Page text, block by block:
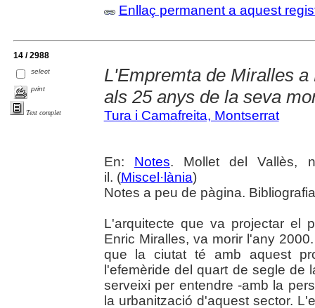
Enllaç permanent a aquest
14 / 2988
select
print
Text complet
L'Empremta de Miralles
als 25 anys de la seva
Tura i Camafreita, Montserrat
En: Notes. Mollet del Vallès,
il. (Miscel·lània)
Notes a peu de pàgina.
L'arquitecte que va projectar el
Enric Miralles, va morir l'any
que la ciutat té amb aquest
l'efemèride del quart de segle de
serveixi per entendre -amb la
la urbanització d'aquest sector.